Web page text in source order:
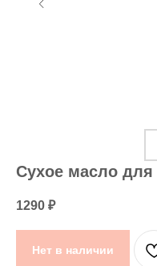
Сухое масло для
1290 ₽
Нет в наличии